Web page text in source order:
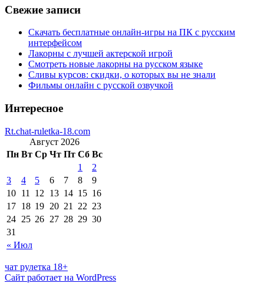
Свежие записи
Скачать бесплатные онлайн-игры на ПК с русским
интерфейсом
Лакорны с лучшей актерской игрой
Смотреть новые лакорны на русском языке
Сливы курсов: скидки, о которых вы не знали
Фильмы онлайн с русской озвучкой
Интересное
Rt.chat-ruletka-18.com
Август 2026
Пн Вт Ср Чт Пт Сб Вс
« Июл
1
2
3
4 5 6 7 8
9
10 11 12 13 14 15 16
17 18 19 20 21 22 23
24 25 26 27 28 29 30
31
чат рулетка 18+
Сайт работает на WordPress